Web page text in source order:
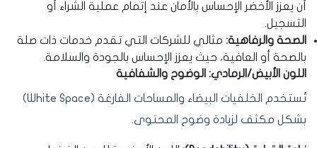
أن يعزز الأخضر الإحساس بالأمان عند إتمام عملية الشراء أو
التسجيل.
الصحة والرفاهية: مثالي للشركات التي تقدم خدمات ذات صلة
بالصحة أو العافية، حيث يعزز الإحساس بالجودة والسلامة.
اللون الأبيض/الرمادي: الوضوح والشفافية
تُستخدم الخلفيات البيضاء والمساحات الفارغة (White Space)
بشكل مكثف لزيادة وضوح المحتوى.